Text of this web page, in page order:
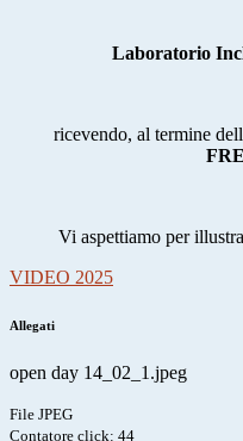
Laboratorio
ricevendo, al termine
Vi aspettiamo per
VIDEO 2025
Allegati
open day 14_02_1.jpeg
File JPEG
Contatore click: 44